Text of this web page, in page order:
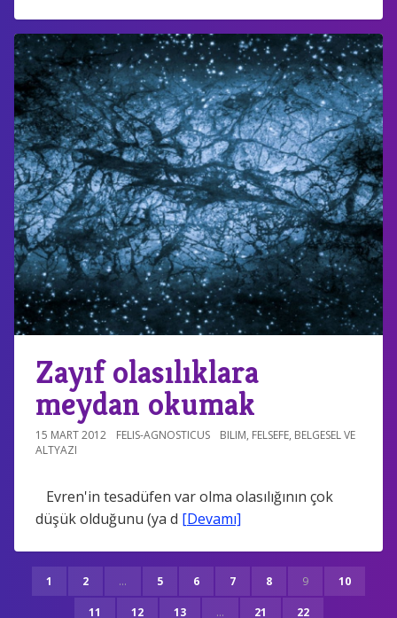
Zayıf olasılıklara
meydan okumak
15 MART 2012 FELIS-AGNOSTICUS BILIM, FELSEFE, BELGESEL VE
ALTYAZI
Evren'in tesadüfen var olma olasılığının çok
düşük olduğunu (ya d [Devamı]
1 2 ... 5 6 7 8 9 10
11 12 13 ... 21 22